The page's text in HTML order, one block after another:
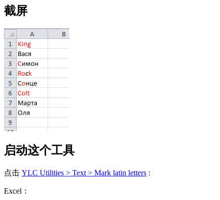
截屏
启动这个工具
点击 YLC Utilities > Text > Mark latin letters :
Excel：